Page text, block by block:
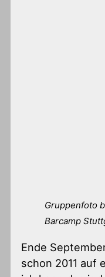
Gruppenfoto
Barcamp
Ende
schon 2011 auf